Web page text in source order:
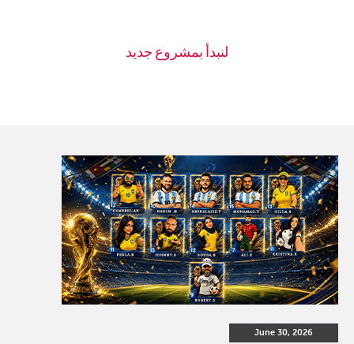
June 30, 2026